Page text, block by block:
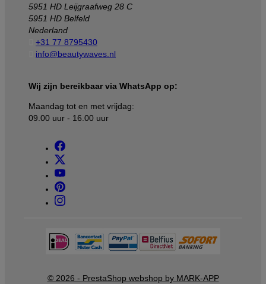
5951 HD Leijgraafweg 28 C
5951 HD Belfeld
Nederland
+31 77 8795430
info@beautywaves.nl
Wij zijn bereikbaar via WhatsApp op:
Maandag tot en met vrijdag:
09.00 uur - 16.00 uur
© 2026 - PrestaShop webshop by MARK-APP